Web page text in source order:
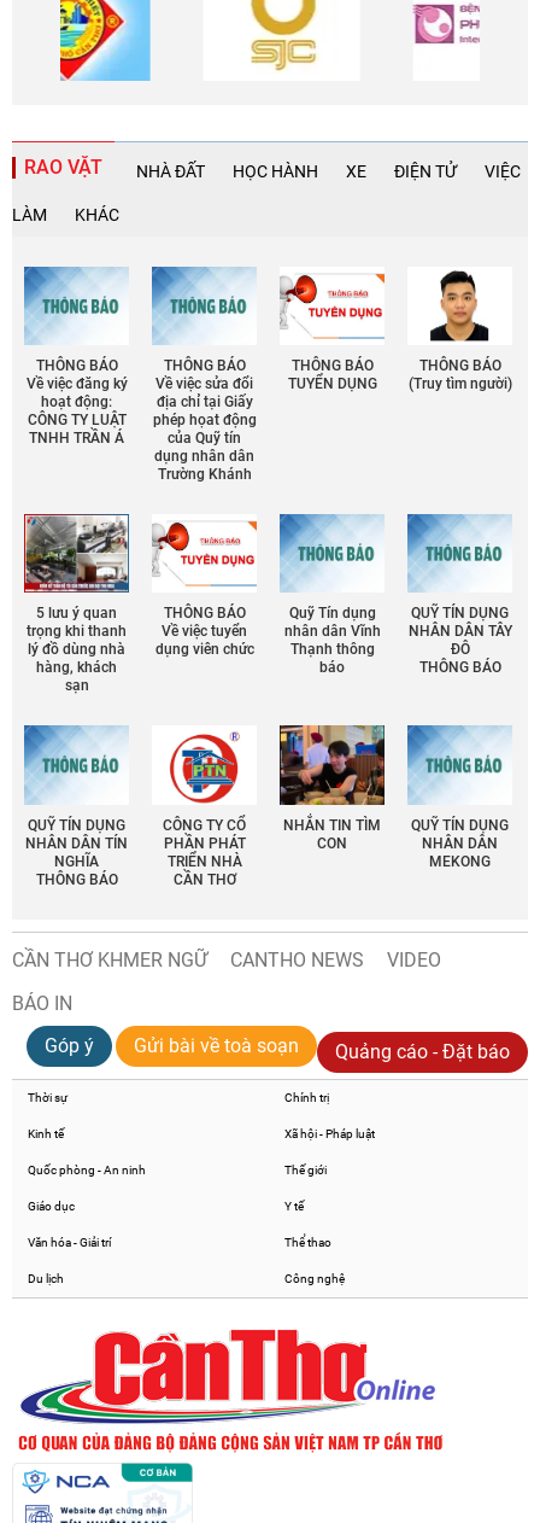
RAO VẶT NHÀ ĐẤT HỌC HÀNH XE ĐIỆN TỬ VIỆC
LÀM KHÁC
THÔNG BÁO
Về việc đăng ký
hoạt động:
CÔNG TY LUẬT
TNHH TRẦN Á
THÔNG BÁO
Về việc sửa đổi
địa chỉ tại Giấy
phép họat động
của Quỹ tín
dụng nhân dân
Trường Khánh
THÔNG BÁO
TUYỂN DỤNG
THÔNG BÁO
(Truy tìm người)
5 lưu ý quan
trọng khi thanh
lý đồ dùng nhà
hàng, khách
sạn
THÔNG BÁO
Về việc tuyển
dụng viên chức
Quỹ Tín dụng
nhân dân Vĩnh
Thạnh thông
báo
QUỸ TÍN DỤNG
NHÂN DÂN TÂY
ĐÔ
THÔNG BÁO
QUỸ TÍN DỤNG
NHÂN DÂN TÍN
NGHĨA
THÔNG BÁO
CÔNG TY CỔ
PHẦN PHÁT
TRIỂN NHÀ
CẦN THƠ
NHẮN TIN TÌM
CON
QUỸ TÍN DỤNG
NHÂN DÂN
MEKONG
CẦN THƠ KHMER NGỮ CANTHO NEWS
VIDEO
BÁO IN
Góp ý
Gửi bài về toà soạn Quảng cáo - Đặt báo
Thời sự Chính trị
Kinh tế Xã hội - Pháp luật
Quốc phòng - An ninh Thế giới
Giáo dục Y tế
Văn hóa - Giải trí Thể thao
Du lịch Công nghệ